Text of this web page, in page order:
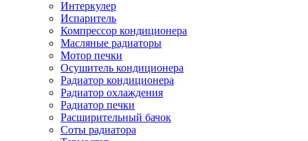
Интеркулер
Испаритель
Компрессор кондиционера
Масляные радиаторы
Мотор печки
Осушитель кондиционера
Радиатор кондиционера
Радиатор охлаждения
Радиатор печки
Расширительный бачок
Соты радиатора